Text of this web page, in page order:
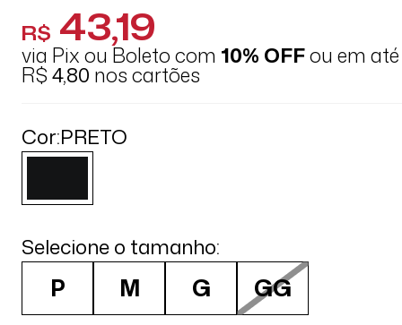
R$ 43,19
via Pix ou Boleto com 10% OFFou em
R$4,80 nos cartões
Cor:PRETO
Selecione o tamanho:
P M G GG